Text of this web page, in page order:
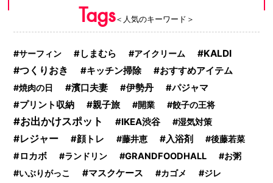
Tags＜人気のキーワード＞
サーフィン しまむら アイクリーム
KALDI
つくりおき
キッチン掃除 おすすめアイテム
焼肉の日 濱口夫妻 伊勢丹
パジャマ
プリント収納
親子旅 開業 餃子の王将
お出かけスポット IKEA渋谷 湿気対策
レジャー 顔トレ 藤井恵 入浴剤 後藤若菜
ロカボ ランドリン GRANDFOODHALL
お粥
いぶりがっこ
マスクケース カゴメ
ジレ